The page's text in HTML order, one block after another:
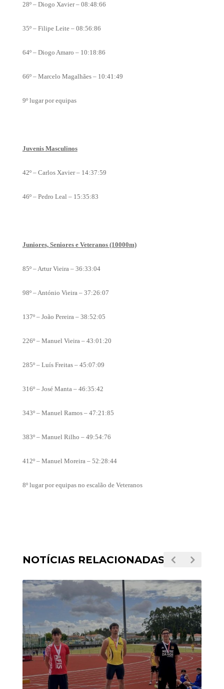
28º – Diogo Xavier – 08:48:66
35º – Filipe Leite – 08:56:86
64º – Diogo Amaro – 10:18:86
66º – Marcelo Magalhães – 10:41:49
9º lugar por equipas
Juvenis Masculinos
42º – Carlos Xavier – 14:37:59
46º – Pedro Leal – 15:35:83
Juniores, Seniores e Veteranos (10000m)
85º – Artur Vieira – 36:33:04
98º – António Vieira – 37:26:07
137º – João Pereira – 38:52:05
226º – Manuel Vieira – 43:01:20
285º – Luís Freitas – 45:07:09
316º – José Manta – 46:35:42
343º – Manuel Ramos – 47:21:85
383º – Manuel Rilho – 49:54:76
412º – Manuel Moreira – 52:28:44
8º lugar por equipas no escalão de Veteranos
NOTÍCIAS RELACIONADAS